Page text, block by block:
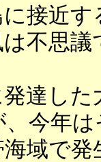
接近す
不思
達し
今年
域で